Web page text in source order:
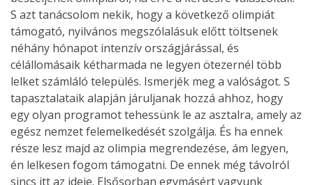
S azt tanácsolom nekik, hogy a következő olimpiát
támogató, nyilvános megszólalásuk előtt töltsenek
néhány hónapot intenzív országjárással, és
célállomásaik kétharmada ne legyen ötezernél több
lelket számláló település. Ismerjék meg a valóságot. S
tapasztalataik alapján járuljanak hozzá ahhoz, hogy
egy olyan programot tehessünk le az asztalra, amely az
egész nemzet felemelkedését szolgálja. És ha ennek
része lesz majd az olimpia megrendezése, ám legyen,
én lelkesen fogom támogatni. De ennek még távolról
sincs itt az ideje. Elsősorban egymásért vagyunk